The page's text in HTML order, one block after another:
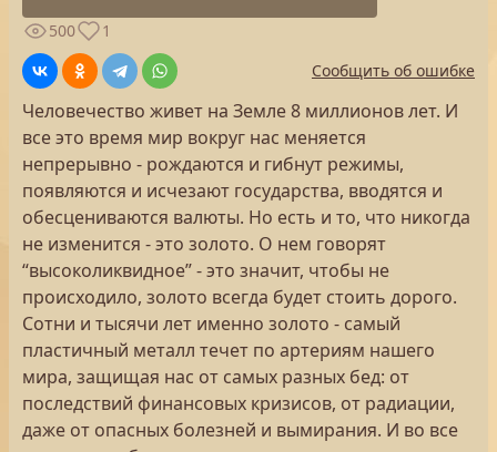
500
1
Сообщить об ошибке
Человечество живет на Земле 8 миллионов лет. И
все это время мир вокруг нас меняется
непрерывно - рождаются и гибнут режимы,
появляются и исчезают государства, вводятся и
обесцениваются валюты. Но есть и то, что никогда
не изменится - это золото. О нем говорят
“высоколиквидное” - это значит, чтобы не
происходило, золото всегда будет стоить дорого.
Сотни и тысячи лет именно золото - самый
пластичный металл течет по артериям нашего
мира, защищая нас от самых разных бед: от
последствий финансовых кризисов, от радиации,
даже от опасных болезней и вымирания. И во все